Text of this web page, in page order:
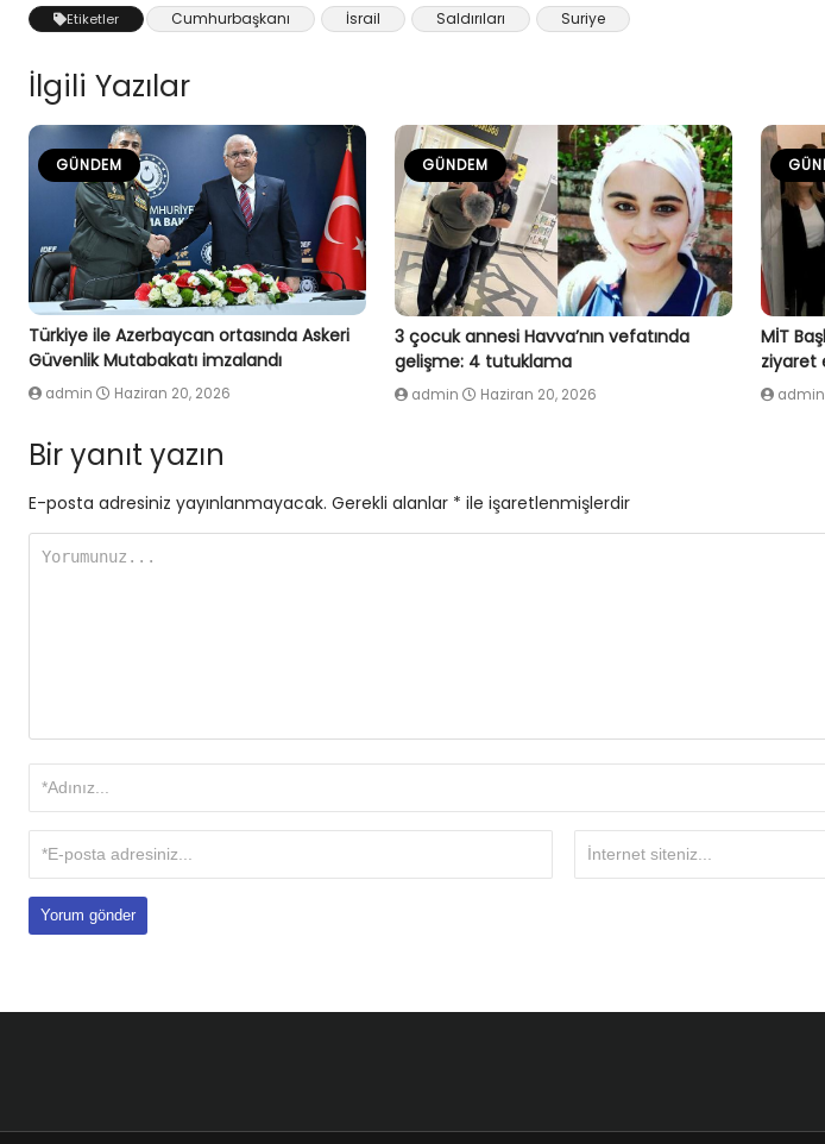
Etiketler Cumhurbaşkanı İsrail Saldırıları Suriye
İlgili Yazılar
GÜNDEM
Türkiye ile Azerbaycan ortasında Askeri
Güvenlik Mutabakatı imzalandı
admin Haziran 20, 2026
GÜNDEM
3 çocuk annesi Havva’nın vefatında
gelişme: 4 tutuklama
admin Haziran 20, 2026
MİT
ziyaret
admin
Bir yanıt yazın
E-posta adresiniz yayınlanmayacak. Gerekli alanlar * ile işaretlenmişlerdir